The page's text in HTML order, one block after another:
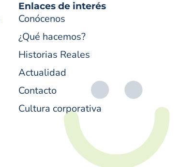
Enlaces de interés
Conócenos
¿Qué hacemos?
Historias Reales
Actualidad
Contacto
Cultura corporativa